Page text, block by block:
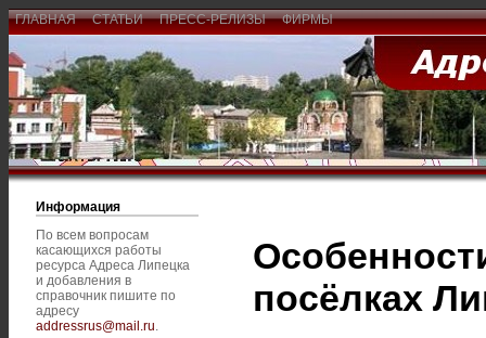
ГЛАВНАЯ СТАТЬИ ПРЕСС-РЕЛИЗЫ ФИРМЫ
Информация
По всем вопросам
касающихся работы
ресурса Адреса Липецка
и добавления в
справочник пишите по
адресу
addressrus@mail.ru.
посёлках